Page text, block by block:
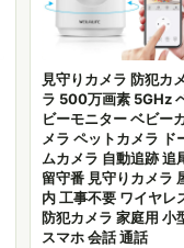
見守りカメラ 防犯カメ
ラ 500万画素 5GHz
ビーモニター ベビー
メラ ペットカメラ ド
ムカメラ 自動追跡 追
留守番 見守りカメラ
内 工事不要 ワイヤレ
防犯カメラ 家庭用 小
スマホ 会話 通話